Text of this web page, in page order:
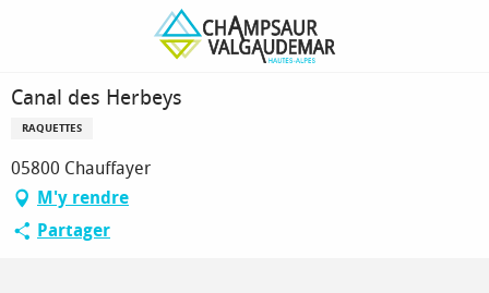
principal
Canal des Herbeys
Canal des Herbeys
RAQUETTES
05800 Chauffayer
M'y rendre
Partager